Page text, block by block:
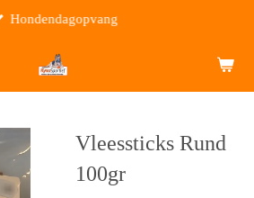
Hondendagopvang
Vleessticks Rund
100gr